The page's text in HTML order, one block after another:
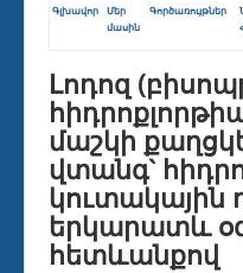
Գլխավոր
Մեր
մասին
Գործառույթներ
Լոդոզ
մաշկի
վտանգ`
կուտակային
երկարատև
հետևանքով